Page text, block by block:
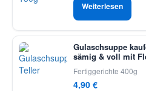
Weiterlesen
Gulaschsuppe
sämig & voll mit
Fertiggerichte 400g
4,90 €